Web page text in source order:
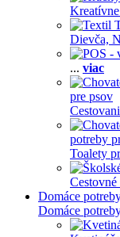
Dievča,
... viac
pre psov
potreby
Toalety
Domáce
Domáce